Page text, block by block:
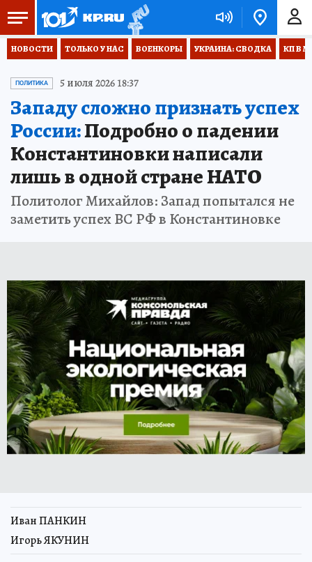
НОВОСТИ ТОЛЬКО У НАС ВОЕНКОРЫ УКРАИНА: СВОДКА КП В
ПОЛИТИКА 5 июля 2026 18:37
Западу сложно признать успех
России:Подробно о падении
Константиновки написали
лишь в одной стране НАТО
Политолог Михайлов: Запад попытался не
заметить успех ВС РФ в Константиновке
Иван ПАНКИН
Игорь ЯКУНИН